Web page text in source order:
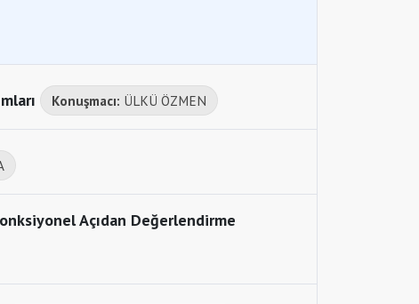
Konuşmacı: ÜLKÜ ÖZMEN
Açıdan Değerlendirme